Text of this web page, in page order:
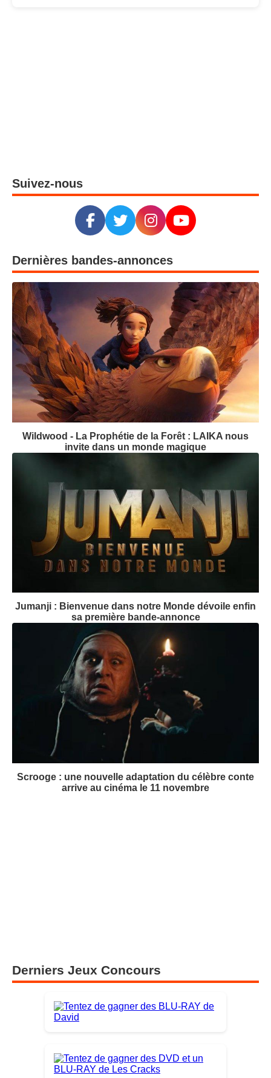
Suivez-nous
Dernières bandes-annonces
Wildwood - La Prophétie de la Forêt : LAIKA nous
invite dans un monde magique
Jumanji : Bienvenue dans notre Monde dévoile enfin
sa première bande-annonce
Scrooge : une nouvelle adaptation du célèbre conte
arrive au cinéma le 11 novembre
Derniers Jeux Concours